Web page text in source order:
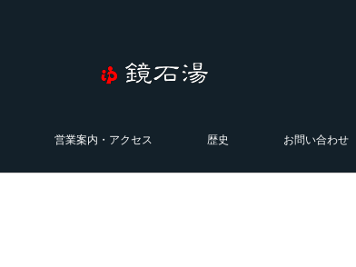
営業案内・アクセス 歴史 お問い合わせ